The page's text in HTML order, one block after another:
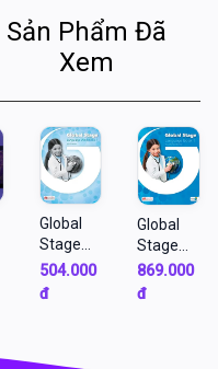
Sản Phẩm Đã
Xem
Global
Stage
Level 1
Languag
504.000
đ
Global
Stage
Level 1
Languag
869.000
đ